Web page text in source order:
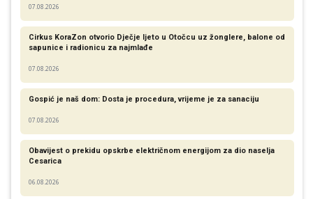
07.08.2026
Cirkus KoraZon otvorio Dječje ljeto u Otočcu uz žonglere, balone od
sapunice i radionicu za najmlađe
07.08.2026
Gospić je naš dom: Dosta je procedura, vrijeme je za sanaciju
07.08.2026
Obavijest o prekidu opskrbe električnom energijom za dio naselja
Cesarica
06.08.2026